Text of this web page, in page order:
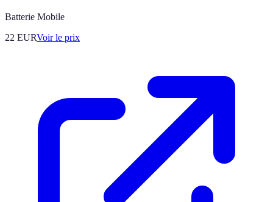
Batterie Mobile
22 EURVoir le prix